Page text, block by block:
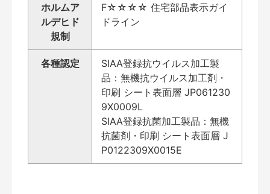
ホルムア
ルデヒド
規制
F☆☆☆☆ 住宅部品表示ガイ
ドライン
各種認定
SIAA登録抗ウイルス加工製
品：無機抗ウイルス加工剤・
印刷 シート表面層 JP061230
9X0009L
SIAA登録抗菌加工製品：無機
抗菌剤・印刷 シート表面層 J
P0122309X0015E